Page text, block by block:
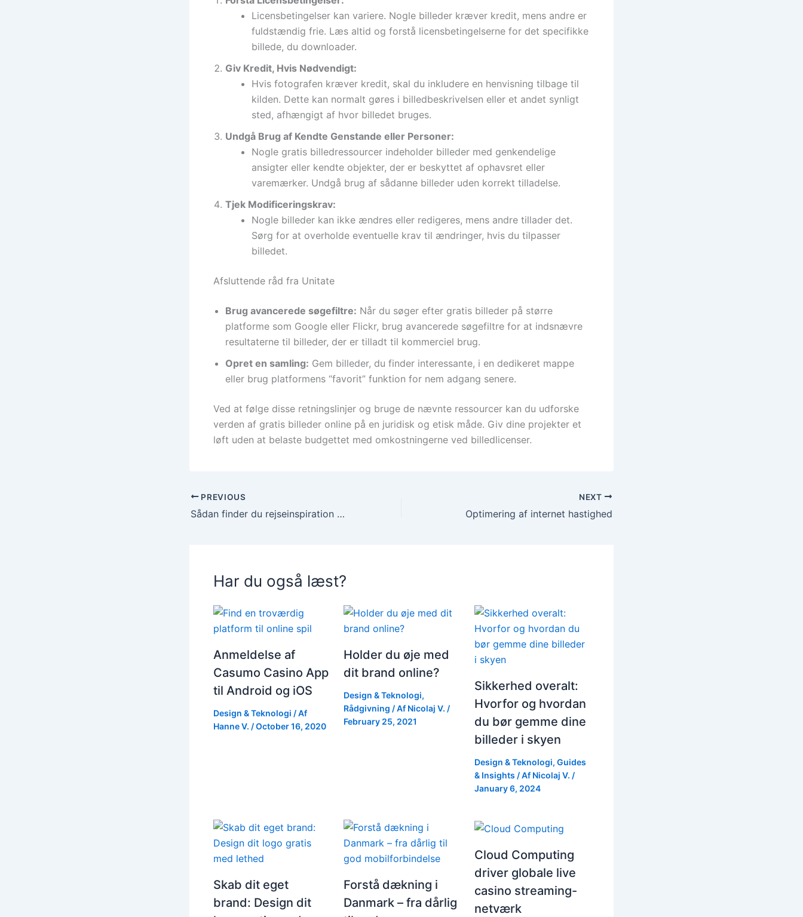
Licensbetingelser kan variere. Nogle billeder kræver kredit, mens andre er
fuldstændig frie. Læs altid og forstå licensbetingelserne for det specifikke
billede, du downloader.
Giv Kredit, Hvis Nødvendigt:
Hvis fotografen kræver kredit, skal du inkludere en henvisning tilbage til
kilden. Dette kan normalt gøres i billedbeskrivelsen eller et andet synligt
sted, afhængigt af hvor billedet bruges.
Undgå Brug af Kendte Genstande eller Personer:
Nogle gratis billedressourcer indeholder billeder med genkendelige
ansigter eller kendte objekter, der er beskyttet af ophavsret eller
varemærker. Undgå brug af sådanne billeder uden korrekt tilladelse.
Tjek Modificeringskrav:
Nogle billeder kan ikke ændres eller redigeres, mens andre tillader det.
Sørg for at overholde eventuelle krav til ændringer, hvis du tilpasser
billedet.
Afsluttende råd fra Unitate
Brug avancerede søgefiltre: Når du søger efter gratis billeder på større
platforme som Google eller Flickr, brug avancerede søgefiltre for at indsnævre
resultaterne til billeder, der er tilladt til kommerciel brug.
Opret en samling: Gem billeder, du finder interessante, i en dedikeret mappe
eller brug platformens “favorit” funktion for nem adgang senere.
Ved at følge disse retningslinjer og bruge de nævnte ressourcer kan du udforske
verden af gratis billeder online på en juridisk og etisk måde. Giv dine projekter et
løft uden at belaste budgettet med omkostningerne ved billedlicenser.
PREVIOUS
Sådan finder du rejseinspiration gennem sociale medier
NEXT
Optimering af internet hastighed
Har du også læst?
Anmeldelse af
Casumo Casino App
til Android og iOS
Design & Teknologi / Af
Hanne V. /October 16, 2020
Holder du øje med
dit brand online?
Design & Teknologi,
Rådgivning / Af Nicolaj V. /
February 25, 2021
Sikkerhed overalt:
Hvorfor og hvordan
du bør gemme dine
billeder i skyen
Design & Teknologi, Guides
& Insights / Af Nicolaj V. /
January 6, 2024
Skab dit eget
brand: Design dit
Forstå dækning i
Danmark – fra dårlig
Cloud Computing
driver globale live
casino streaming-
netværk